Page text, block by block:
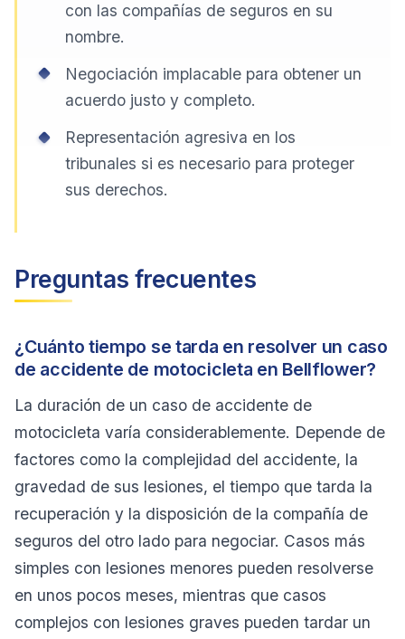
con las compañías de seguros en su
nombre.
Negociación implacable para obtener un
acuerdo justo y completo.
Representación agresiva en los
tribunales si es necesario para proteger
sus derechos.
Preguntas frecuentes
¿Cuánto tiempo se tarda en resolver un caso
de accidente de motocicleta en Bellflower?
La duración de un caso de accidente de
motocicleta varía considerablemente. Depende de
factores como la complejidad del accidente, la
gravedad de sus lesiones, el tiempo que tarda la
recuperación y la disposición de la compañía de
seguros del otro lado para negociar. Casos más
simples con lesiones menores pueden resolverse
en unos pocos meses, mientras que casos
complejos con lesiones graves pueden tardar un